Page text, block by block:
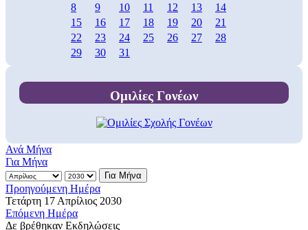
8
9 10 11 12 13
14
15
16 17 18 19 20
21
22
23 24 25 26 27
28
29
30 31
Ομιλίες Γονέων
Ανά Μήνα
Για Μήνα
Για Μήνα
Προηγούμενη Ημέρα
Τετάρτη 17 Απρίλιος 2030
Επόμενη Ημέρα
Δε βρέθηκαν Εκδηλώσεις